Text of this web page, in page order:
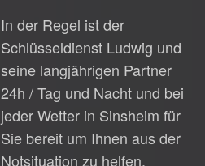
In der Regel ist der
Schlüsseldienst Ludwig und
seine langjährigen Partner
24h / Tag und Nacht und bei
jeder Wetter in Sinsheim für
Sie bereit um Ihnen aus der
Notsituation zu helfen.